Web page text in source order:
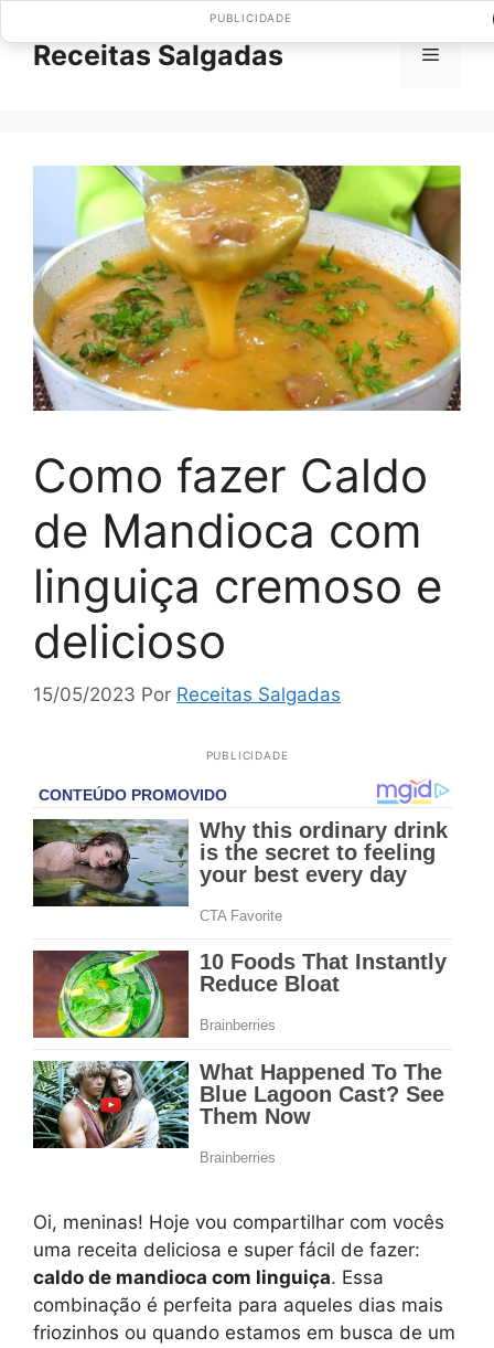
paraReceitas Salgadas Menu
Como fazer Caldo
de Mandioca com
linguiça cremoso e
delicioso
15/05/2023 Por Receitas Salgadas
PUBLICIDADE
Oi, meninas! Hoje vou compartilhar com vocês
uma receita deliciosa e super fácil de fazer:
caldo de mandioca com linguiça. Essa
combinação é perfeita para aqueles dias mais
friozinhos ou quando estamos em busca de um
PUBLICIDADE